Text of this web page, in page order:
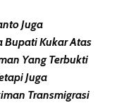
Juga
Bupati Kukar Atas
Yang Terbukti
Juga
Transmigrasi